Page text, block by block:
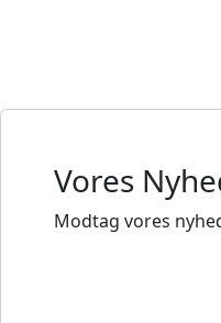
Vores
Modtag vores